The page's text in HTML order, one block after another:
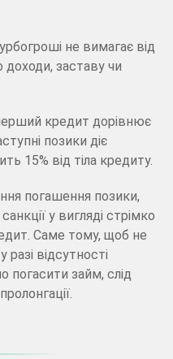
не вимагає від
доходи, заставу чи
кредит дорівнює
позики діє
15% від тіла кредиту.
погашення позики,
у вигляді стрімко
Саме тому, щоб не
разі відсутності
погасити займ, слід